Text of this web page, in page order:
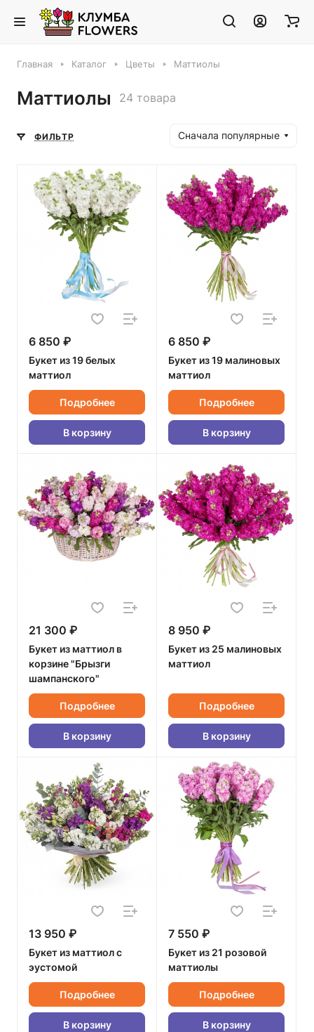
Главная Каталог Цветы Маттиолы
Маттиолы 24 товара
ФИЛЬТР Сначала популярные
6 850 ₽
Букет из 19 белых
маттиол
Подробнее
В корзину
6 850 ₽
Букет из 19 малиновых
маттиол
Подробнее
В корзину
21 300 ₽
Букет из маттиол в
корзине "Брызги
шампанского"
Подробнее
В корзину
8 950 ₽
Букет из 25 малиновых
маттиол
Подробнее
В корзину
13 950 ₽
Букет из маттиол с
эустомой
Подробнее
В корзину
7 550 ₽
Букет из 21 розовой
маттиолы
Подробнее
В корзину